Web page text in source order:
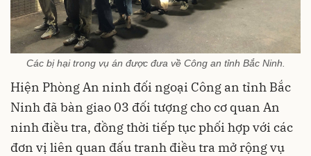
Các bị hại trong vụ án được đưa về Công an tỉnh Bắc Ninh.
Hiện Phòng An ninh đối ngoại Công an tỉnh Bắc
Ninh đã bàn giao 03 đối tượng cho cơ quan An
ninh điều tra, đồng thời tiếp tục phối hợp với các
đơn vị liên quan đấu tranh điều tra mở rộng vụ